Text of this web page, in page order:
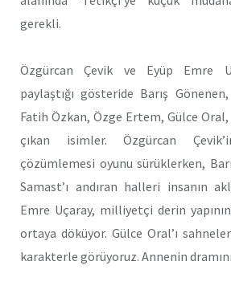
gerekli.
Özgürcan Çevik ve Eyüp Emre
paylaştığı gösteride Barış
Fatih Özkan, Özge Ertem, Gülce
çıkan isimler. Özgürcan
çözümlemesi oyunu sürüklerken,
Samast’ı andıran halleri insanın
Emre Uçaray, milliyetçi derin
ortaya döküyor. Gülce Oral’ı
karakterle görüyoruz. Annenin